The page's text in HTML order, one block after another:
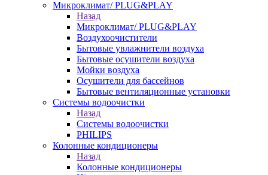
Микроклимат/ PLUG&PLAY
Назад
Микроклимат/ PLUG&PLAY
Воздухоочистители
Бытовые увлажнители воздуха
Бытовые осушители воздуха
Мойки воздуха
Осушители для бассейнов
Бытовые вентиляционные установки
Системы водоочистки
Назад
Системы водоочистки
PHILIPS
Колонные кондиционеры
Назад
Колонные кондиционеры